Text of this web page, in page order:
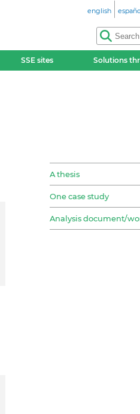
english
SSE sites Solutions
A thesis
One case study
Analysis document/